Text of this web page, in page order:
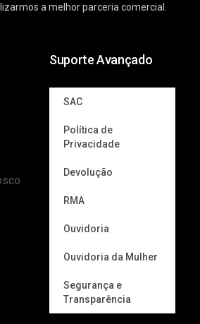
a melhor parceria comercial.
Suporte Avançado
SAC
Política de
Privacidade
Devolução
RMA
Ouvidoria
Ouvidoria da Mulher
Segurança e
Transparência